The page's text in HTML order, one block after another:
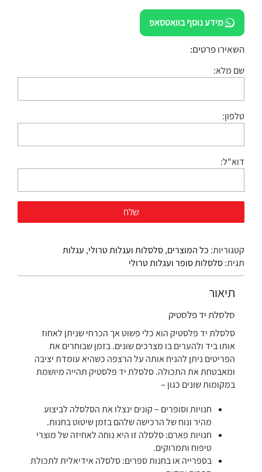
מידע נוסף בוואטסאפ
השאירו פרטים:
שם מלא:
טלפון:
דוא"ל:
קטגוריות: כל המוצרים,סלסלות ועגלות טרולי, עגלות
תגית:סלסלות סופר ועגלות טרולי
תיאור
סלסלת יד פלסטיק
סלסלת יד פלסטיק הוא כלי פשוט אך הכרחי שניתן לאחוז
אותו ביד ולהערים בו מצרכים שונים. בזמן שבוחרים את
הפריטים ניתן להניח אותה על הרצפה כשהיא עומדת יציבה
ומאבטחת את התכולה. סלסלת יד פלסטיק תהייה מיושמת
במקומות שונים כגון –
חנויות וסופרים – קונים ינצלו את הסלסלה לביצוע
מהיר ונוח של הרכישה שלהם בזמן שיטוט בחנות.
חנויות פארם: סלסלה זו היא נוחה לאחיזה של מוצרי
טיפוח ותמרוקים.
בספרייה או בחנות ספרים: סלסלה אידיאלית לתכולת